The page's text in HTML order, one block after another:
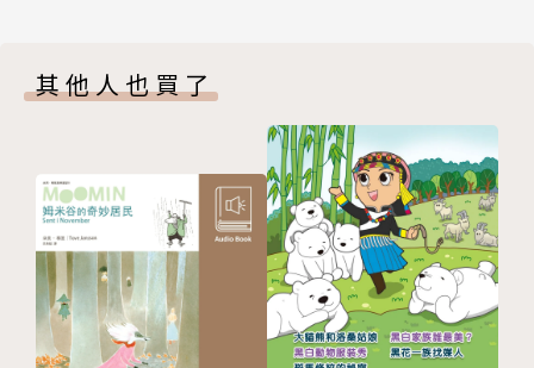
5.紅毛聖誕猴
作者簡介
王家珍
一九六二年，出生在澎湖馬公。大學時代寫作散文與新
詩，連續三次獲得雙溪文學獎。畢業後進入英文漢聲出
其他人也買了